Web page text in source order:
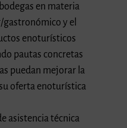
en materia
y el
enoturísticos
pautas concretas
puedan mejorar la
oferta enoturística
asistencia técnica